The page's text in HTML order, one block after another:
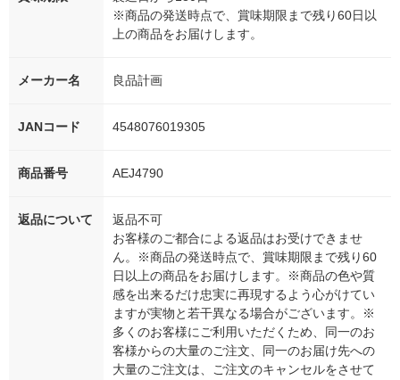
※商品の発送時点で、賞味期限まで残り60日以
上の商品をお届けします。
メーカー名 良品計画
JANコード 4548076019305
商品番号 AEJ4790
返品について
返品不可
お客様のご都合による返品はお受けできませ
ん。※商品の発送時点で、賞味期限まで残り60
日以上の商品をお届けします。※商品の色や質
感を出来るだけ忠実に再現するよう心がけてい
ますが実物と若干異なる場合がございます。※
多くのお客様にご利用いただくため、同一のお
客様からの大量のご注文、同一のお届け先への
大量のご注文は、ご注文のキャンセルをさせて